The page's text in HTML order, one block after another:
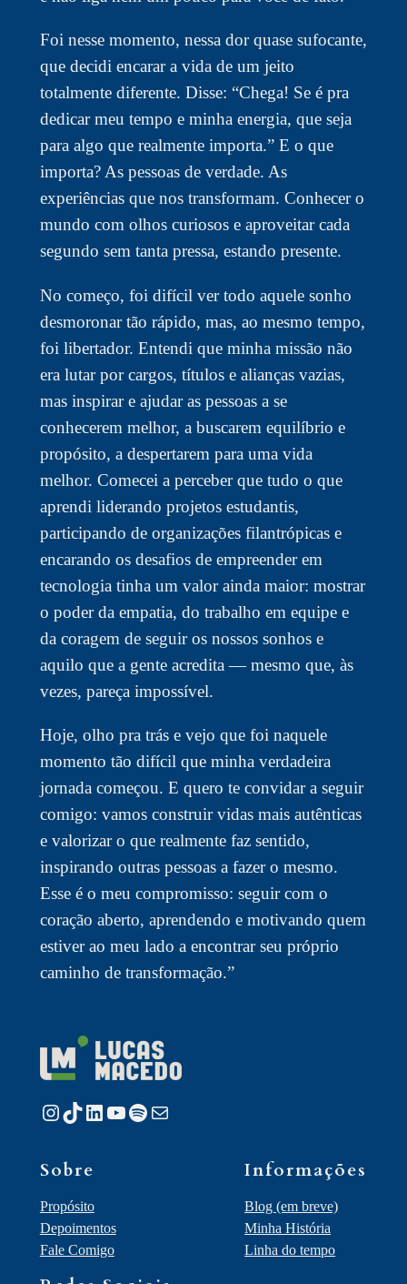
Foi nesse momento, nessa dor quase sufocante,
que decidi encarar a vida de um jeito
totalmente diferente. Disse: “Chega! Se é pra
dedicar meu tempo e minha energia, que seja
para algo que realmente importa.” E o que
importa? As pessoas de verdade. As
experiências que nos transformam. Conhecer o
mundo com olhos curiosos e aproveitar cada
segundo sem tanta pressa, estando presente.
No começo, foi difícil ver todo aquele sonho
desmoronar tão rápido, mas, ao mesmo tempo,
foi libertador. Entendi que minha missão não
era lutar por cargos, títulos e alianças vazias,
mas inspirar e ajudar as pessoas a se
conhecerem melhor, a buscarem equilíbrio e
propósito, a despertarem para uma vida
melhor. Comecei a perceber que tudo o que
aprendi liderando projetos estudantis,
participando de organizações filantrópicas e
encarando os desafios de empreender em
tecnologia tinha um valor ainda maior: mostrar
o poder da empatia, do trabalho em equipe e
da coragem de seguir os nossos sonhos e
aquilo que a gente acredita — mesmo que, às
vezes, pareça impossível.
Hoje, olho pra trás e vejo que foi naquele
momento tão difícil que minha verdadeira
jornada começou. E quero te convidar a seguir
comigo: vamos construir vidas mais autênticas
e valorizar o que realmente faz sentido,
inspirando outras pessoas a fazer o mesmo.
Esse é o meu compromisso: seguir com o
coração aberto, aprendendo e motivando quem
estiver ao meu lado a encontrar seu próprio
caminho de transformação.”
Instagram TikTok LinkedIn Youtube Spotify E-mail
Sobre
Propósito
Depoimentos
Fale Comigo
Informações
Blog (em breve)
Minha História
Linha do tempo